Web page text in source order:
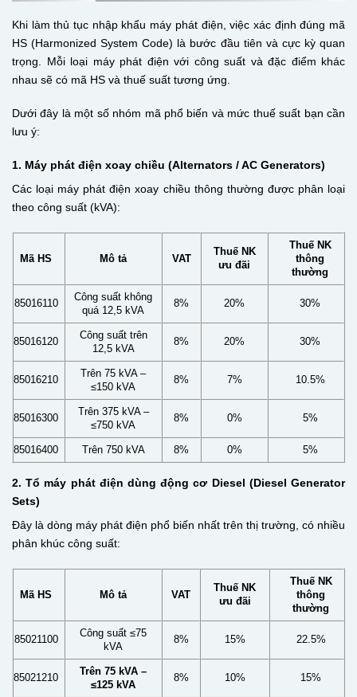
Khi làm thủ tục nhập khẩu máy phát điện, việc xác định đúng mã
HS (Harmonized System Code) là bước đầu tiên và cực kỳ quan
trọng. Mỗi loại máy phát điện với công suất và đặc điểm khác
nhau sẽ có mã HS và thuế suất tương ứng.
Dưới đây là một số nhóm mã phổ biến và mức thuế suất bạn cần
lưu ý:
1. Máy phát điện xoay chiều (Alternators / AC Generators)
Các loại máy phát điện xoay chiều thông thường được phân loại
theo công suất (kVA):
Mã HS Mô tả VAT
Thuế NK
ưu đãi
Thuế NK
thông
thường
85016110
Công suất không
quá 12,5 kVA
8% 20% 30%
85016120
Công suất trên
12,5 kVA
8% 20% 30%
85016210
Trên 75 kVA –
≤150 kVA
8% 7% 10.5%
85016300
Trên 375 kVA –
≤750 kVA
8% 0% 5%
85016400 Trên 750 kVA 8% 0% 5%
2. Tổ máy phát điện dùng động cơ Diesel (Diesel Generator
Sets)
Đây là dòng máy phát điện phổ biến nhất trên thị trường, có nhiều
phân khúc công suất:
Mã HS Mô tả VAT
Thuế NK
ưu đãi
Thuế NK
thông
thường
85021100
Công suất ≤75
kVA
8% 15% 22.5%
85021210
Trên 75 kVA –
≤125 kVA
8% 10% 15%